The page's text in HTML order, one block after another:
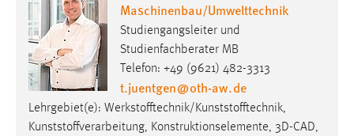
Maschinenbau/Umwelttechnik
Studiengangsleiter und
Studienfachberater MB
Telefon: +49 (9621) 482-3313
t.juentgen@oth-aw.de
Lehrgebiet(e): Werkstofftechnik/Kunststofftechnik,
Kunststoffverarbeitung, Konstruktionselemente, 3D-CAD,